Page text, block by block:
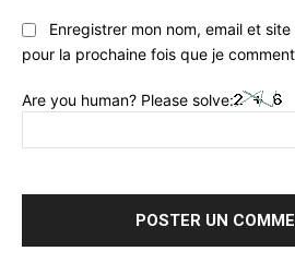
Enregistrer mon nom, email et
pour la prochaine fois que je
Are you human? Please solve: